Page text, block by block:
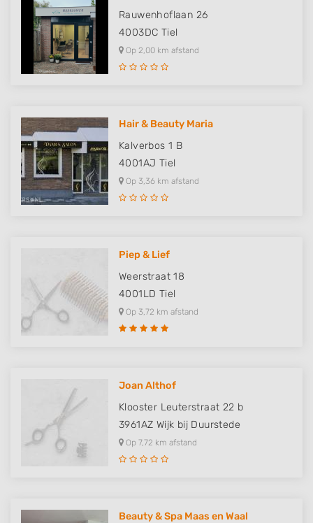
Rauwenhoflaan 26
4003DC Tiel
Op 2,00 km afstand
Hair & Beauty Maria
Kalverbos 1 B
4001AJ Tiel
Op 3,36 km afstand
Piep & Lief
Weerstraat 18
4001LD Tiel
Op 3,72 km afstand
Joan Althof
Klooster Leuterstraat 22 b
3961AZ Wijk bij Duurstede
Op 7,72 km afstand
Beauty & Spa Maas en Waal